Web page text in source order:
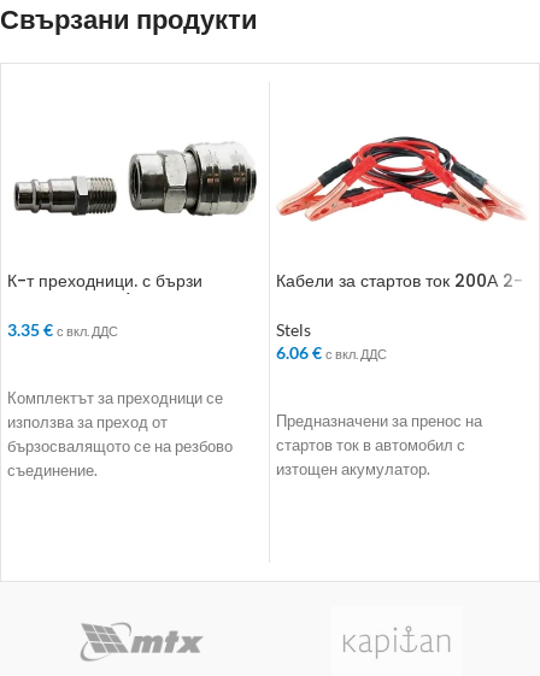
Свързани продукти
К-т преходници. с бързи
3.35€ с вкл. ДДС
Комплектът за преходници се
използва за преход от
бързосвалящото се на резбово
съединение.
Кабели за стартов ток 200А 2-
Stels
6.06€ с вкл. ДДС
Предназначени за пренос на
стартов ток в автомобил с
изтощен акумулатор.